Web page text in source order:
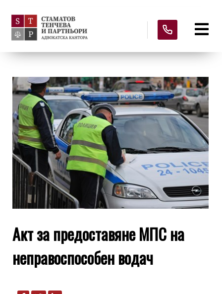
Акт за предоставяне МПС на
неправоспособен водач